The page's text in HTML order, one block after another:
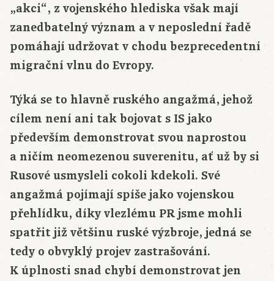
„akci“, z vojenského hlediska však mají
zanedbatelný význam a v neposlední řadě
pomáhají udržovat v chodu bezprecedentní
migrační vlnu do Evropy.
Týká se to hlavně ruského angažmá, jehož
cílem není ani tak bojovat s IS jako
především demonstrovat svou naprostou
a ničím neomezenou suverenitu, ať už by si
Rusové usmysleli cokoli kdekoli. Své
angažmá pojímají spíše jako vojenskou
přehlídku, díky vlezlému PR jsme mohli
spatřit již většinu ruské výzbroje, jedná se
tedy o obvyklý projev zastrašování.
K úplnosti snad chybí demonstrovat jen